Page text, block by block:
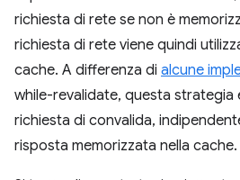
richiesta di rete se non è
richiesta di rete viene quindi
cache. A differenza di alcune
while-revalidate, questa strategia
richiesta di convalida,
risposta memorizzata nella cache.